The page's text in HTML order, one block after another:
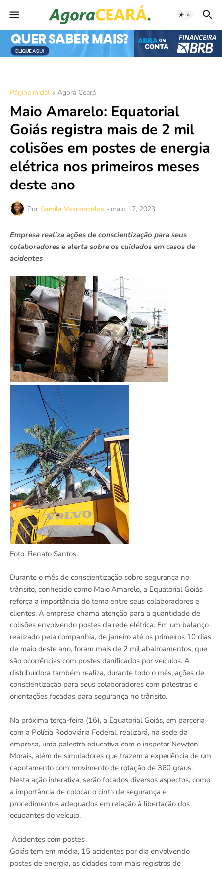
Página inicial Agora Ceará
Maio Amarelo: Equatorial
Goiás registra mais de 2 mil
colisões em postes de energia
elétrica nos primeiros meses
deste ano
Por Camila Vasconcelos - maio 17, 2023
Empresa realiza ações de conscientização para seus
colaboradores e alerta sobre os cuidados em casos de
acidentes
Foto: Renato Santos.
Durante o mês de conscientização sobre segurança no
trânsito, conhecido como Maio Amarelo, a Equatorial Goiás
reforça a importância do tema entre seus colaboradores e
clientes. A empresa chama atenção para a quantidade de
colisões envolvendo postes da rede elétrica. Em um balanço
realizado pela companhia, de janeiro até os primeiros 10 dias
de maio deste ano, foram mais de 2 mil abalroamentos, que
são ocorrências com postes danificados por veículos. A
distribuidora também realiza, durante todo o mês, ações de
conscientização para seus colaboradores com palestras e
orientações focadas para segurança no trânsito.
Na próxima terça-feira (16), a Equatorial Goiás, em parceria
com a Polícia Rodoviária Federal, realizará, na sede da
empresa, uma palestra educativa com o inspetor Newton
Morais, além de simuladores que trazem a experiência de um
capotamento com movimento de rotação de 360 graus.
Nesta ação interativa, serão focados diversos aspectos, como
a importância de colocar o cinto de segurança e
procedimentos adequados em relação à libertação dos
ocupantes do veículo.
Acidentes com postes
Goiás tem em média, 15 acidentes por dia envolvendo
postes de energia, as cidades com mais registros de